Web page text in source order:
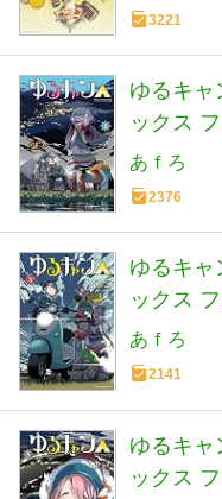
3221
ゆるキ
ックス
あｆろ
2376
ゆるキ
ックス
あｆろ
2141
ゆるキ
ックス